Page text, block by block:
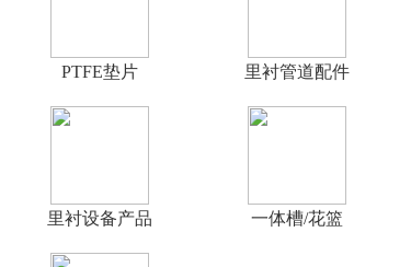
PTFE垫片 里衬管道配件
里衬设备产品 一体槽/花篮